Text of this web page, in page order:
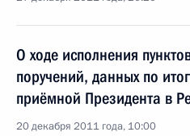
О ходе исполнения
поручений, данных по
приёмной Президента в
20 декабря 2011 года, 10:00